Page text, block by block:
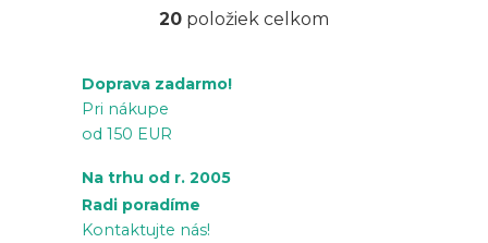
O
20 položiek celkom
Doprava zadarmo!
Pri nákupe
od 150 EUR
Na trhu od r. 2005
Radi poradíme
Kontaktujte nás!